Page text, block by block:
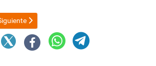
Manuel Adorni dice que a la gente "no le
siguiente: El Gobierno reveló qué harán